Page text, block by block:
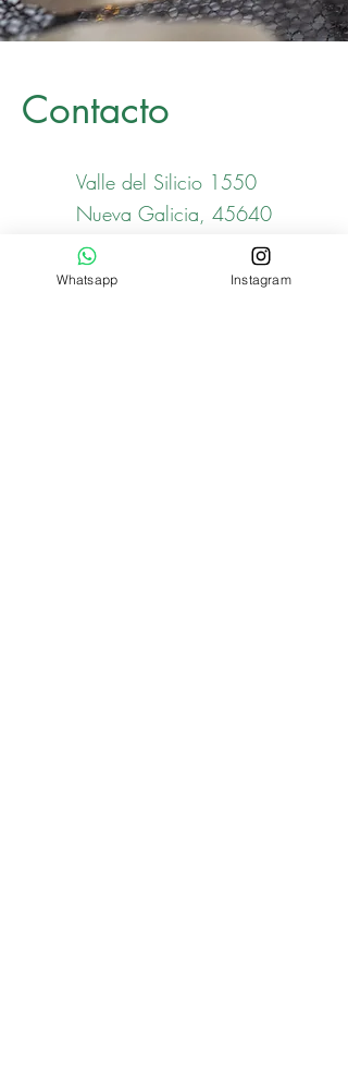
Contacto
Valle del Silicio 1550
Nueva Galicia, 45640
Tlajomulco de Zuñiga.
Whatsapp Instagram